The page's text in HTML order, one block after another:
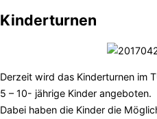
Navigation
Kinderturnen
Derzeit wird das Kinderturnen im
5 – 10- jährige Kinder angeboten.
Dabei haben die Kinder die